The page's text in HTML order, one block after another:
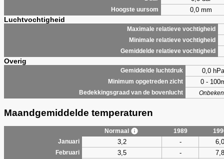
Hoogste uursom 0,0 mm
Luchtvochtigheid
Maximale relatieve vochtigheid
Minimale relatieve vochtigheid
Gemiddelde relatieve vochtigheid
Overig
Gemiddelde luchtdruk 0,0 hPa
Minimum opgetreden zicht 0 -
Bedekkingsgraad van de bovenlucht
Maandgemiddelde temperaturen
Normaal 1989
Januari
3,2 - 6,0
Februari 3,5 - 7,8